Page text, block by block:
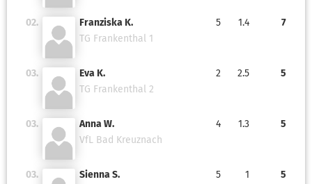
02.
Franziska K.
TG Frankenthal 1
5 1.4 7
03.
Eva K.
TG Frankenthal 2
2 2.5 5
03.
Anna W.
VfL Bad Kreuznach
4 1.3 5
03.
Sienna S.
5 1 5